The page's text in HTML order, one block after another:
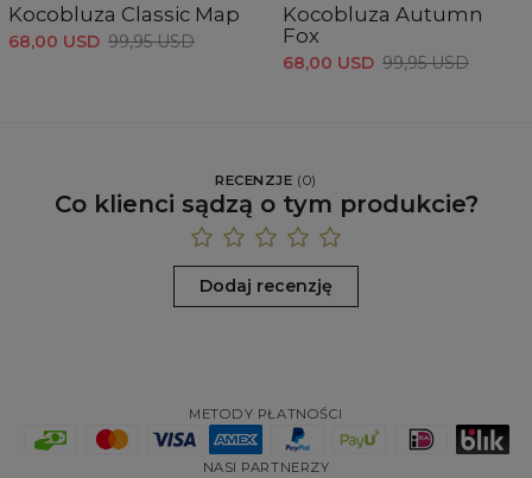
Kocobluza Classic Map
68,00 USD 99,95 USD
Kocobluza Autumn
Fox
68,00 USD 99,95 USD
RECENZJE (0)
Co klienci sądzą o tym produkcie?
Dodaj recenzję
METODY PŁATNOŚCI
NASI PARTNERZY